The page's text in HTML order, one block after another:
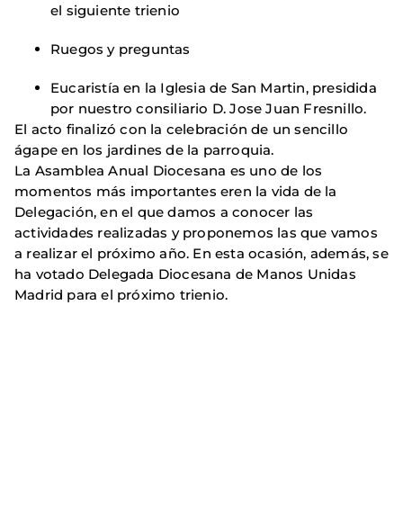
el siguiente trienio
Ruegos y preguntas
Eucaristía en la Iglesia de San Martin, presidida
por nuestro consiliario D. Jose Juan Fresnillo.
El acto finalizó con la celebración de un sencillo
ágape en los jardines de la parroquia.
La Asamblea Anual Diocesana es uno de los
momentos más importantes eren la vida de la
Delegación, en el que damos a conocer las
actividades realizadas y proponemos las que vamos
a realizar el próximo año. En esta ocasión, además, se
ha votado Delegada Diocesana de Manos Unidas
Madrid para el próximo trienio.